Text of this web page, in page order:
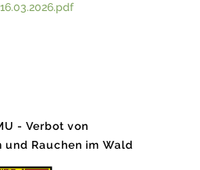
- Verbot von
und Rauchen im Wald